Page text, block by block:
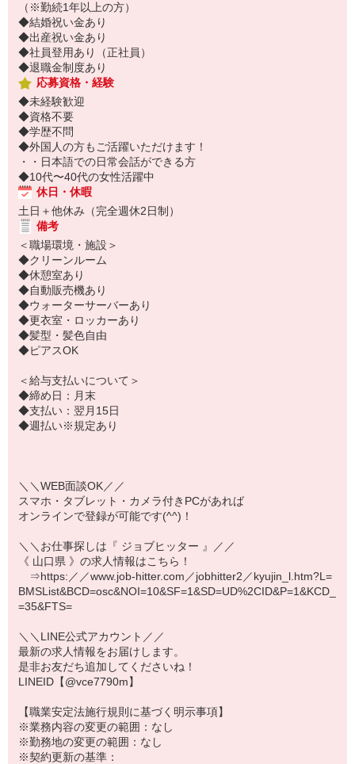
（※勤続1年以上の方）
◆結婚祝い金あり
◆出産祝い金あり
◆社員登用あり（正社員）
◆退職金制度あり
応募資格・経験
◆未経験歓迎
◆資格不要
◆学歴不問
◆外国人の方もご活躍いただけます！
・・日本語での日常会話ができる方
◆10代〜40代の女性活躍中
休日・休暇
土日＋他休み（完全週休2日制）
備考
＜職場環境・施設＞
◆クリーンルーム
◆休憩室あり
◆自動販売機あり
◆ウォーターサーバーあり
◆更衣室・ロッカーあり
◆髪型・髪色自由
◆ピアスOK
＜給与支払いについて＞
◆締め日：月末
◆支払い：翌月15日
◆週払い※規定あり
＼＼WEB面談OK／／
スマホ・タブレット・カメラ付きPCがあれば
オンラインで登録が可能です(^^)！
＼＼お仕事探しは『 ジョブヒッター 』／／
《 山口県 》の求人情報はこちら！
⇒https:／／www.job-hitter.com／jobhitter2／kyujin_l.htm?L=
BMSList&BCD=osc&NOI=10&SF=1&SD=UD%2CID&P=1&KCD_
=35&FTS=
＼＼LINE公式アカウント／／
最新の求人情報をお届けします。
是非お友だち追加してくださいね！
LINEID【@vce7790m】
【職業安定法施行規則に基づく明示事項】
※業務内容の変更の範囲：なし
※勤務地の変更の範囲：なし
※契約更新の基準：